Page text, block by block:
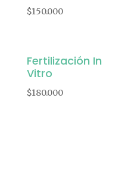
$150.000
Fertilización In
Vitro
$180.000